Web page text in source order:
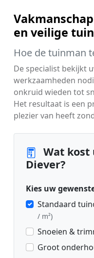
en veilige tuin
Hoe de tuinman
De specialist bekijkt
werkzaamheden
onkruid wieden tot
Het resultaat is een
plezier van heeft
Wat
Diever?
Kies uw
Standaard
/ m²)
Snoeien &
Groot